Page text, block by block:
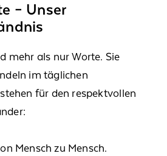
– Unser
mehr als nur Worte. Sie
im täglichen
für den respektvollen
Mensch zu Mensch.